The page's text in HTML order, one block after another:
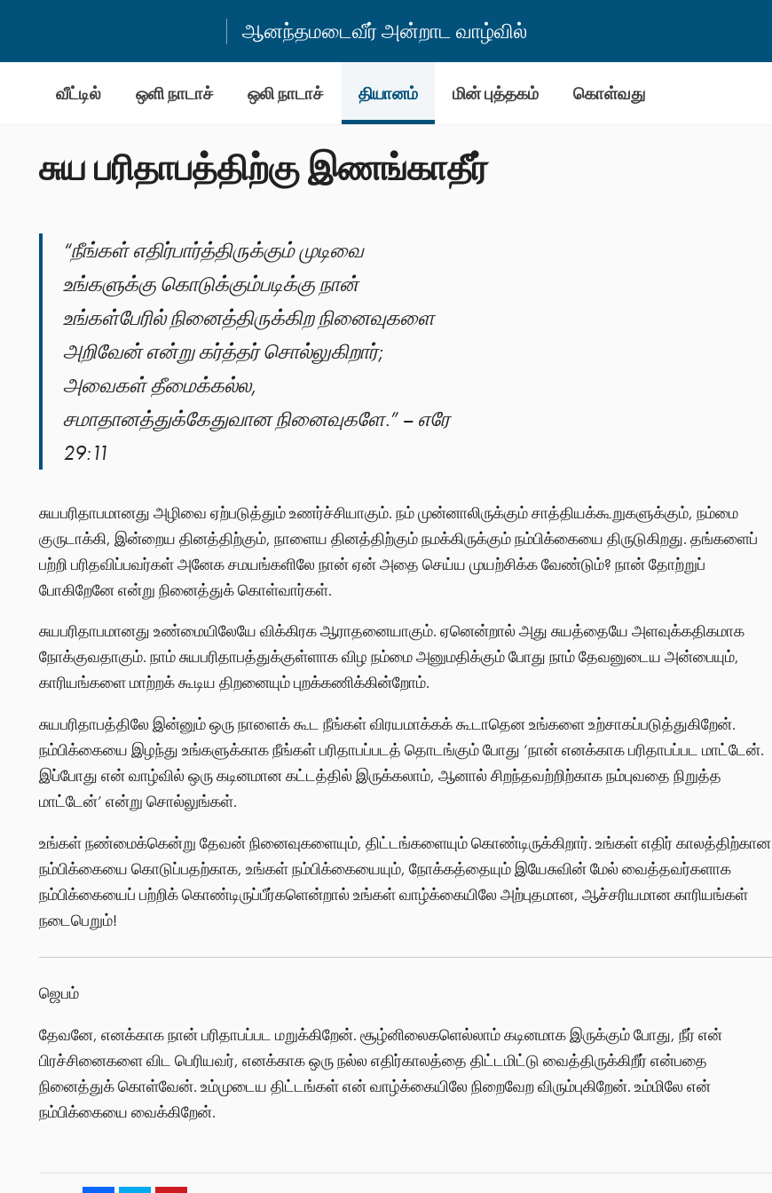
ஆனந்தமடைவீர் அன்றாட வாழ்வில்
வீட்டில் ஒளி நாடாச் ஒலி நாடாச் தியானம் மின் புத்தகம் கொள்வது
சுய பரிதாபத்திற்கு இணங்காதீர்
“நீங்கள் எதிர்பார்த்திருக்கும் முடிவை
உங்களுக்கு கொடுக்கும்படிக்கு நான்
உங்கள்பேரில் நினைத்திருக்கிற நினைவுகளை
அறிவேன் என்று கர்த்தர் சொல்லுகிறார்;
அவைகள் தீமைக்கல்ல,
சமாதானத்துக்கேதுவான நினைவுகளே.” – எரே
29:11
சுயபரிதாபமானது அழிவை ஏற்படுத்தும் உணர்ச்சியாகும். நம் முன்னாலிருக்கும் சாத்தியக்கூறுகளுக்கும், நம்மை
குருடாக்கி, இன்றைய தினத்திற்கும், நாளைய தினத்திற்கும் நமக்கிருக்கும் நம்பிக்கையை திருடுகிறது. தங்களைப்
பற்றி பரிதவிப்பவர்கள் அனேக சமயங்களிலே நான் ஏன் அதை செய்ய முயற்சிக்க வேண்டும்? நான் தோற்றுப்
போகிறேனே என்று நினைத்துக் கொள்வார்கள்.
சுயபரிதாபமானது உண்மையிலேயே விக்கிரக ஆராதனையாகும். ஏனென்றால் அது சுயத்தையே அளவுக்கதிகமாக
நோக்குவதாகும். நாம் சுயபரிதாபத்துக்குள்ளாக விழ நம்மை அனுமதிக்கும் போது நாம் தேவனுடைய அன்பையும்,
காரியங்களை மாற்றக் கூடிய திறனையும் புறக்கணிக்கின்றோம்.
சுயபரிதாபத்திலே இன்னும் ஒரு நாளைக் கூட நீங்கள் விரயமாக்கக் கூடாதென உங்களை உற்சாகப்படுத்துகிறேன்.
நம்பிக்கையை இழந்து உங்களுக்காக நீங்கள் பரிதாபப்படத் தொடங்கும் போது ‘நான் எனக்காக பரிதாபப்பட மாட்டேன்.
இப்போது என் வாழ்வில் ஒரு கடினமான கட்டத்தில் இருக்கலாம், ஆனால் சிறந்தவற்றிற்காக நம்புவதை நிறுத்த
மாட்டேன்’ என்று சொல்லுங்கள்.
உங்கள் நண்மைக்கென்று தேவன் நினைவுகளையும், திட்டங்களையும் கொண்டிருக்கிறார். உங்கள் எதிர் காலத்திற்கான
நம்பிக்கையை கொடுப்பதற்காக, உங்கள் நம்பிக்கையையும், நோக்கத்தையும் இயேசுவின் மேல் வைத்தவர்களாக
நம்பிக்கையைப் பற்றிக் கொண்டிருப்பீர்களென்றால் உங்கள் வாழ்க்கையிலே அற்புதமான, ஆச்சரியமான காரியங்கள்
நடைபெறும்!
ஜெபம்
தேவனே, எனக்காக நான் பரிதாபப்பட மறுக்கிறேன். சூழ்னிலைகளெல்லாம் கடினமாக இருக்கும் போது, நீர் என்
பிரச்சினைகளை விட பெரியவர், எனக்காக ஒரு நல்ல எதிர்காலத்தை திட்டமிட்டு வைத்திருக்கிறீர் என்பதை
நினைத்துக் கொள்வேன். உம்முடைய திட்டங்கள் என் வாழ்க்கையிலே நிறைவேற விரும்புகிறேன். உம்மிலே என்
நம்பிக்கையை வைக்கிறேன்.